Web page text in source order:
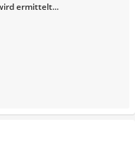
ermittelt...